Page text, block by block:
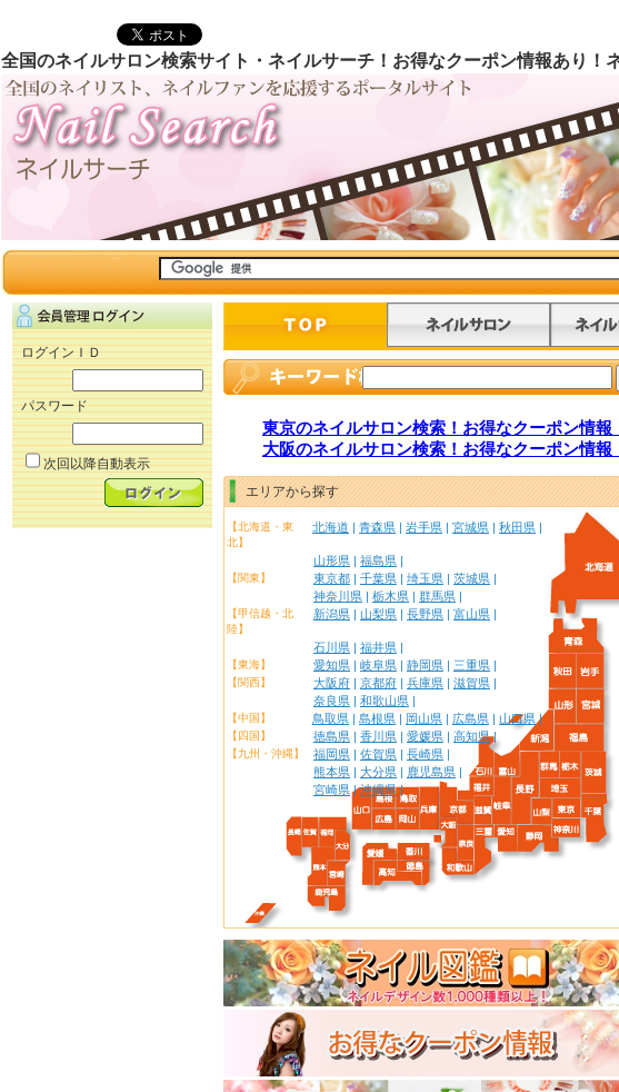
全国のネイルサロン検索サイト・ネイルサーチ！お得なクーポン情報あり！
ログインＩＤ
パスワード
次回以降自動表示
東京のネイルサロン検索！お得なクーポン情報
大阪のネイルサロン検索！お得なクーポン情報
エリアから探す
【北海道・東
北】
北海道 | 青森県 | 岩手県 | 宮城県 | 秋田県 |
山形県 | 福島県 |
【関東】 東京都 | 千葉県 | 埼玉県 | 茨城県 |
神奈川県 | 栃木県 | 群馬県 |
【甲信越・北
陸】
新潟県 | 山梨県 | 長野県 | 富山県 |
石川県 | 福井県 |
【東海】 愛知県 | 岐阜県 | 静岡県 | 三重県 |
【関西】 大阪府 | 京都府 | 兵庫県 | 滋賀県 |
奈良県 | 和歌山県 |
【中国】 鳥取県 | 島根県 | 岡山県 | 広島県 | 山口県|
【四国】 徳島県 | 香川県 | 愛媛県 | 高知県|
【九州・沖縄】 福岡県 | 佐賀県 | 長崎県 |
熊本県 | 大分県 | 鹿児島県 |
宮崎県|沖縄県|